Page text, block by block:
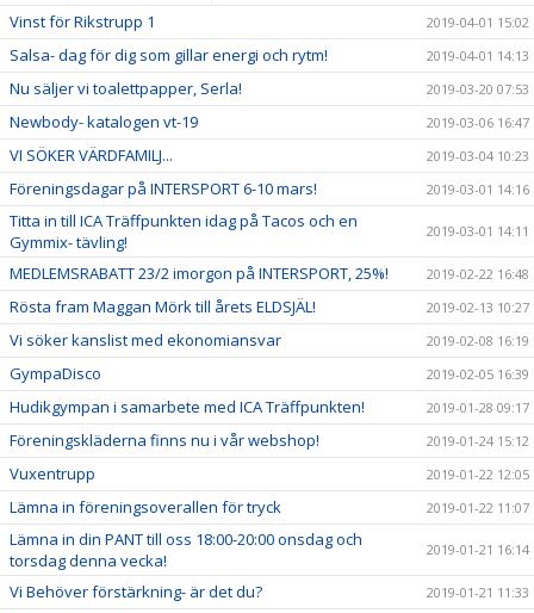
Vinst för Rikstrupp 1 2019-04-01 15:02
Salsa- dag för dig som gillar energi och rytm! 2019-04-01 14:13
Nu säljer vi toalettpapper, Serla! 2019-03-20 07:53
Newbody- katalogen vt-19 2019-03-06 16:47
VI SÖKER VÄRDFAMILJ... 2019-03-04 10:23
Föreningsdagar på INTERSPORT 6-10 mars! 2019-03-01 14:16
Titta in till ICA Träffpunkten idag på Tacos och en
Gymmix- tävling!
2019-03-01 14:11
MEDLEMSRABATT 23/2 imorgon på INTERSPORT, 25%! 2019-02-22 16:48
Rösta fram Maggan Mörk till årets ELDSJÄL! 2019-02-13 10:27
Vi söker kanslist med ekonomiansvar 2019-02-08 16:19
GympaDisco 2019-02-05 16:39
Hudikgympan i samarbete med ICA Träffpunkten! 2019-01-28 09:17
Föreningskläderna finns nu i vår webshop! 2019-01-24 15:12
Vuxentrupp 2019-01-22 12:05
Lämna in föreningsoverallen för tryck 2019-01-22 11:07
Lämna in din PANT till oss 18:00-20:00 onsdag och
torsdag denna vecka!
2019-01-21 16:14
Vi Behöver förstärkning- är det du? 2019-01-21 11:33